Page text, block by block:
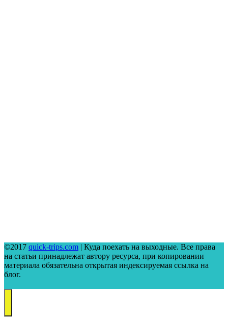
©2017 quick-trips.com | Куда поехать на выходные. Все права
на статьи принадлежат автору ресурса, при копировании
материала обязательна открытая индексируемая ссылка на
блог.